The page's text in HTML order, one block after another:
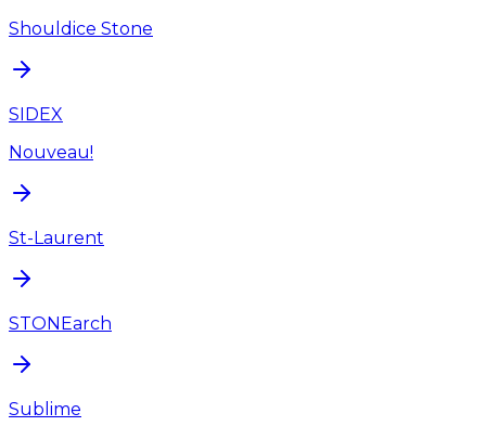
Shouldice Stone
SIDEX
Nouveau!
St-Laurent
STONEarch
Sublime